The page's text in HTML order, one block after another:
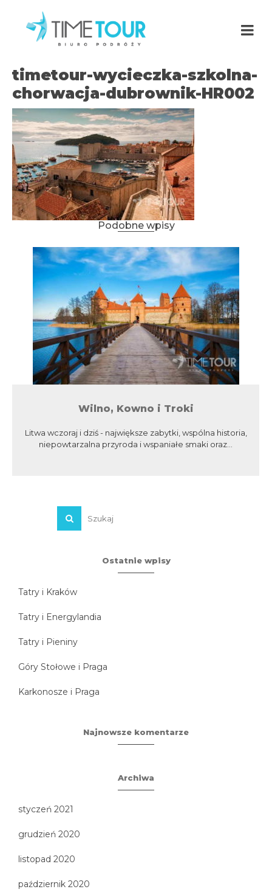
timetour-wycieczka-szkolna-
chorwacja-dubrownik-HR002
Podobne wpisy
Wilno, Kowno i Troki
Litwa wczoraj i dziś - największe zabytki, wspólna historia,
niepowtarzalna przyroda i wspaniałe smaki oraz...
Ostatnie wpisy
Tatry i Kraków
Tatry i Energylandia
Tatry i Pieniny
Góry Stołowe i Praga
Karkonosze i Praga
Najnowsze komentarze
Archiwa
styczeń 2021
grudzień 2020
listopad 2020
październik 2020